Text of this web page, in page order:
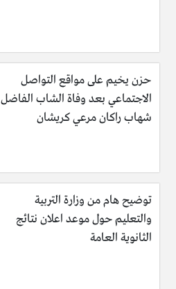
حزن يخيم على مواقع التواصل
الاجتماعي بعد وفاة الشاب الفاضل
شهاب راكان مرعي كريشان
توضيح هام من وزارة التربية
والتعليم حول موعد اعلان نتائج
الثانوية العامة